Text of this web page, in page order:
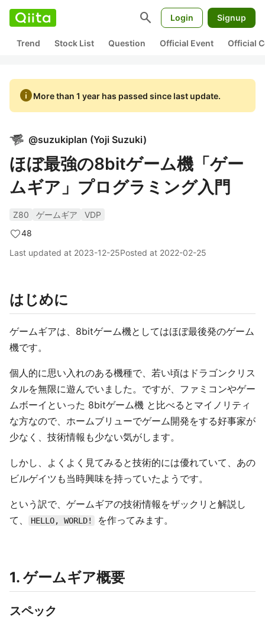
search Login Signup
Trend Stock List Question Official Event Official
infoMore than 1 year has passed since last update.
@suzukiplan (Yoji Suzuki)
ほぼ最強の8bitゲーム機「ゲー
ムギア」プログラミング入門
Z80 ゲームギア
VDP
48
Last updated at 2023-12-25Posted at 2022-02-25
はじめに
ゲームギアは、8bitゲーム機としてはほぼ最後発のゲーム
機です。
個人的に思い入れのある機種で、若い頃はドラゴンクリス
タルを無限に遊んでいました。ですが、ファミコンやゲー
ムボーイといった 8bitゲーム機 と比べるとマイノリティ
な方なので、ホームブリューでゲーム開発をする好事家が
少なく、技術情報も少ない気がします。
しかし、よくよく見てみると技術的には優れていて、あの
ビルゲイツも当時興味を持っていたようです。
という訳で、ゲームギアの技術情報をザックリと解説し
て、
HELLO, WORLD! を作ってみます。
1. ゲームギア概要
スペック